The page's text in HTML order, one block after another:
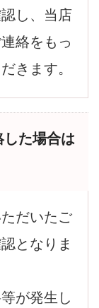
し、当店
絡をもっ
きます。
た場合は
だいたご
となりま
が発生し